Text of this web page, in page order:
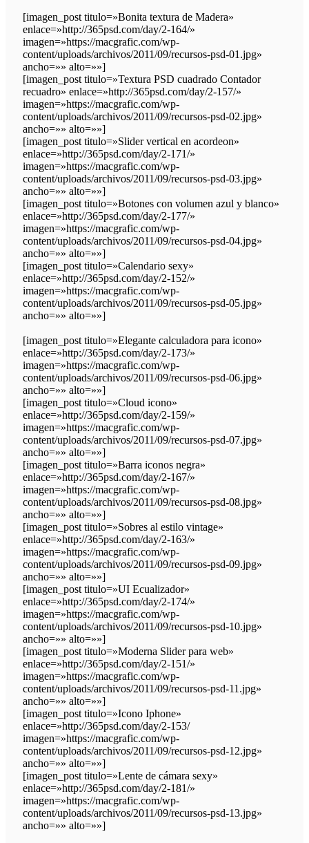
[imagen_post titulo=»Bonita textura de Madera»
enlace=»http://365psd.com/day/2-164/»
imagen=»https://macgrafic.com/wp-
content/uploads/archivos/2011/09/recursos-psd-01.jpg»
ancho=»» alto=»»]
[imagen_post titulo=»Textura PSD cuadrado Contador
recuadro» enlace=»http://365psd.com/day/2-157/»
imagen=»https://macgrafic.com/wp-
content/uploads/archivos/2011/09/recursos-psd-02.jpg»
ancho=»» alto=»»]
[imagen_post titulo=»Slider vertical en acordeon»
enlace=»http://365psd.com/day/2-171/»
imagen=»https://macgrafic.com/wp-
content/uploads/archivos/2011/09/recursos-psd-03.jpg»
ancho=»» alto=»»]
[imagen_post titulo=»Botones con volumen azul y blanco»
enlace=»http://365psd.com/day/2-177/»
imagen=»https://macgrafic.com/wp-
content/uploads/archivos/2011/09/recursos-psd-04.jpg»
ancho=»» alto=»»]
[imagen_post titulo=»Calendario sexy»
enlace=»http://365psd.com/day/2-152/»
imagen=»https://macgrafic.com/wp-
content/uploads/archivos/2011/09/recursos-psd-05.jpg»
ancho=»» alto=»»]
[imagen_post titulo=»Elegante calculadora para icono»
enlace=»http://365psd.com/day/2-173/»
imagen=»https://macgrafic.com/wp-
content/uploads/archivos/2011/09/recursos-psd-06.jpg»
ancho=»» alto=»»]
[imagen_post titulo=»Cloud icono»
enlace=»http://365psd.com/day/2-159/»
imagen=»https://macgrafic.com/wp-
content/uploads/archivos/2011/09/recursos-psd-07.jpg»
ancho=»» alto=»»]
[imagen_post titulo=»Barra iconos negra»
enlace=»http://365psd.com/day/2-167/»
imagen=»https://macgrafic.com/wp-
content/uploads/archivos/2011/09/recursos-psd-08.jpg»
ancho=»» alto=»»]
[imagen_post titulo=»Sobres al estilo vintage»
enlace=»http://365psd.com/day/2-163/»
imagen=»https://macgrafic.com/wp-
content/uploads/archivos/2011/09/recursos-psd-09.jpg»
ancho=»» alto=»»]
[imagen_post titulo=»UI Ecualizador»
enlace=»http://365psd.com/day/2-174/»
imagen=»https://macgrafic.com/wp-
content/uploads/archivos/2011/09/recursos-psd-10.jpg»
ancho=»» alto=»»]
[imagen_post titulo=»Moderna Slider para web»
enlace=»http://365psd.com/day/2-151/»
imagen=»https://macgrafic.com/wp-
content/uploads/archivos/2011/09/recursos-psd-11.jpg»
ancho=»» alto=»»]
[imagen_post titulo=»Icono Iphone»
enlace=»http://365psd.com/day/2-153/
imagen=»https://macgrafic.com/wp-
content/uploads/archivos/2011/09/recursos-psd-12.jpg»
ancho=»» alto=»»]
[imagen_post titulo=»Lente de cámara sexy»
enlace=»http://365psd.com/day/2-181/»
imagen=»https://macgrafic.com/wp-
content/uploads/archivos/2011/09/recursos-psd-13.jpg»
ancho=»» alto=»»]